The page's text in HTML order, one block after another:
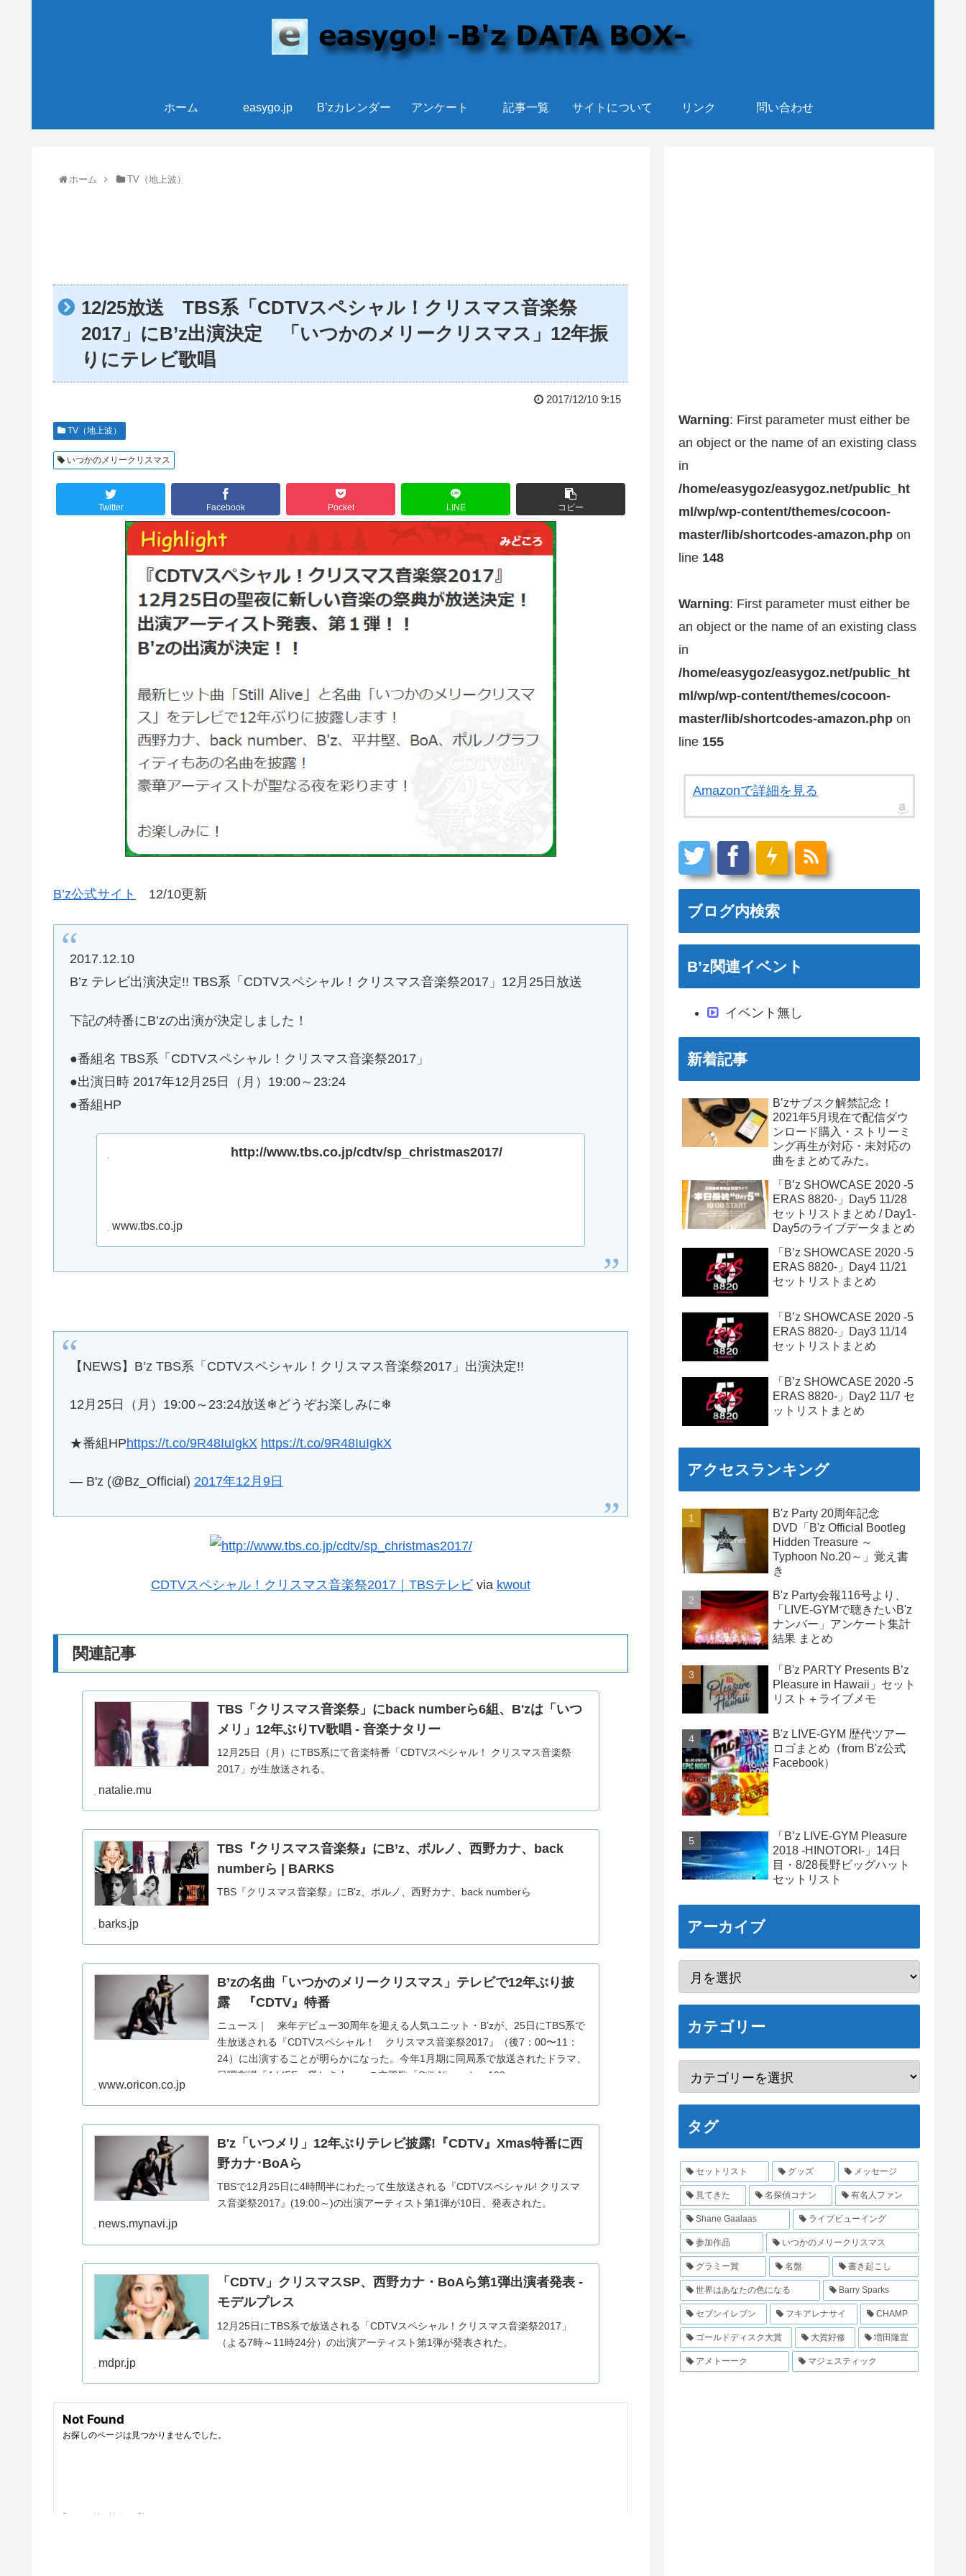
ホーム easygo.jp B’zカレンダー アンケート 記事一覧 サイトについて リンク 問い合わせ
ホーム TV（地上波）
12/25放送 TBS系「CDTVスペシャル！クリスマス音楽祭
2017」にB’z出演決定 「いつかのメリークリスマス」12年振
りにテレビ歌唱
2017/12/10 9:15
TV（地上波）
いつかのメリークリスマス
Twitter Facebook Pocket LINE コピー
B’z公式サイト 12/10更新
2017.12.10
B’z テレビ出演決定!! TBS系「CDTVスペシャル！クリスマス音楽祭2017」12月25日放送
下記の特番にB’zの出演が決定しました！
●番組名 TBS系「CDTVスペシャル！クリスマス音楽祭2017」
●出演日時 2017年12月25日（月）19:00～23:24
●番組HP
http://www.tbs.co.jp/cdtv/sp_christmas2017/
www.tbs.co.jp
【NEWS】B’z TBS系「CDTVスペシャル！クリスマス音楽祭2017」出演決定!!
12月25日（月）19:00～23:24放送❄︎どうぞお楽しみに❄︎
★番組HPhttps://t.co/9R48IuIgkX https://t.co/9R48IuIgkX
— B'z (@Bz_Official) 2017年12月9日
CDTVスペシャル！クリスマス音楽祭2017｜TBSテレビ via kwout
関連記事
TBS「クリスマス音楽祭」にback numberら6組、B'zは「いつ
メリ」12年ぶりTV歌唱 - 音楽ナタリー
12月25日（月）にTBS系にて音楽特番「CDTVスペシャル！ クリスマス音楽祭
2017」が生放送される。
natalie.mu
TBS『クリスマス音楽祭』にB’z、ポルノ、西野カナ、back
numberら | BARKS
TBS『クリスマス音楽祭』にB'z、ポルノ、西野カナ、back numberら
barks.jp
B’zの名曲「いつかのメリークリスマス」テレビで12年ぶり披
露 『CDTV』特番
ニュース｜ 来年デビュー30周年を迎える人気ユニット・B’zが、25日にTBS系で
生放送される『CDTVスペシャル！ クリスマス音楽祭2017』（後7：00〜11：
24）に出演することが明らかになった。今年1月期に同局系で放送されたドラマ、
日曜劇場『A LIFE〜愛しき人〜』の主題歌「Still Alive」と、199
www.oricon.co.jp
B'z「いつメリ」12年ぶりテレビ披露!『CDTV』Xmas特番に西
野カナ･BoAら
TBSで12月25日に4時間半にわたって生放送される『CDTVスペシャル! クリスマ
ス音楽祭2017』(19:00～)の出演アーティスト第1弾が10日、発表された。
news.mynavi.jp
「CDTV」クリスマスSP、西野カナ・BoAら第1弾出演者発表 -
モデルプレス
12月25日にTBS系で放送される「CDTVスペシャル！クリスマス音楽祭2017」
（よる7時～11時24分）の出演アーティスト第1弾が発表された。
mdpr.jp
Warning: First parameter must either be
an object or the name of an existing class
in
/home/easygoz/easygoz.net/public_ht
ml/wp/wp-content/themes/cocoon-
master/lib/shortcodes-amazon.php on
line 148
Warning: First parameter must either be
an object or the name of an existing class
in
/home/easygoz/easygoz.net/public_ht
ml/wp/wp-content/themes/cocoon-
master/lib/shortcodes-amazon.php on
line 155
Amazonで詳細を見る
ブログ内検索
B’z関連イベント
イベント無し
新着記事
B’zサブスク解禁記念！
2021年5月現在で配信ダウ
ンロード購入・ストリーミ
ング再生が対応・未対応の
曲をまとめてみた。
「B’z SHOWCASE 2020 -5
ERAS 8820-」Day5 11/28
セットリストまとめ / Day1-
Day5のライブデータまとめ
「B’z SHOWCASE 2020 -5
ERAS 8820-」Day4 11/21
セットリストまとめ
「B’z SHOWCASE 2020 -5
ERAS 8820-」Day3 11/14
セットリストまとめ
「B’z SHOWCASE 2020 -5
ERAS 8820-」Day2 11/7 セ
ットリストまとめ
アクセスランキング
B'z Party 20周年記念
DVD「B'z Official Bootleg
Hidden Treasure ～
Typhoon No.20～」覚え書
き
B'z Party会報116号より、
「LIVE-GYMで聴きたいB'z
ナンバー」アンケート集計
結果 まとめ
「B'z PARTY Presents B’z
Pleasure in Hawaii」セット
リスト＋ライブメモ
B'z LIVE-GYM 歴代ツアー
ロゴまとめ（from B'z公式
Facebook）
「B’z LIVE-GYM Pleasure
2018 -HINOTORI-」14日
目・8/28長野ビッグハット
セットリスト
アーカイブ
カテゴリー
タグ
セットリスト グッズ メッセージ
見てきた 名探偵コナン 有名人ファン
Shane Gaalaas ライブビューイング
参加作品 いつかのメリークリスマス
グラミー賞 名盤 書き起こし
世界はあなたの色になる Barry Sparks
セブンイレブン フキアレナサイ CHAMP
ゴールドディスク大賞 大賀好修 増田隆宣
アメトーーク マジェスティック